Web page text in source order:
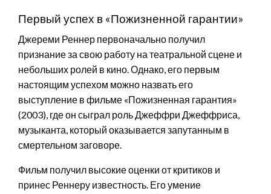
Первый успех в «Пожизненной гарантии»
Джереми Реннер первоначально получил
признание за свою работу на театральной сцене и
небольших ролей в кино. Однако, его первым
настоящим успехом можно назвать его
выступление в фильме «Пожизненная гарантия»
(2003), где он сыграл роль Джеффри Джеффриса,
музыканта, который оказывается запутанным в
смертельном заговоре.
Фильм получил высокие оценки от критиков и
принес Реннеру известность. Его умение